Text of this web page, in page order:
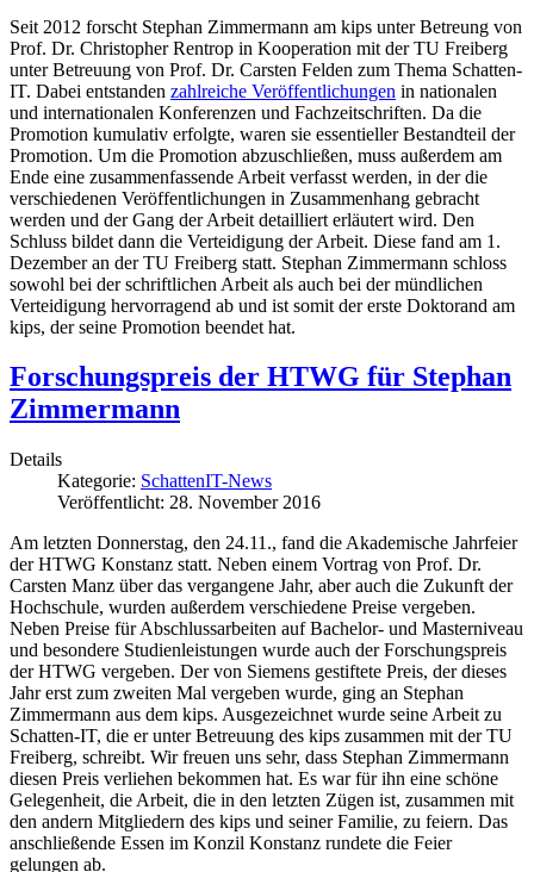
Seit 2012 forscht Stephan Zimmermann am kips unter Betreung von
Prof. Dr. Christopher Rentrop in Kooperation mit der TU Freiberg
unter Betreuung von Prof. Dr. Carsten Felden zum Thema Schatten-
IT. Dabei entstanden zahlreiche Veröffentlichungen in nationalen
und internationalen Konferenzen und Fachzeitschriften. Da die
Promotion kumulativ erfolgte, waren sie essentieller Bestandteil der
Promotion. Um die Promotion abzuschließen, muss außerdem am
Ende eine zusammenfassende Arbeit verfasst werden, in der die
verschiedenen Veröffentlichungen in Zusammenhang gebracht
werden und der Gang der Arbeit detailliert erläutert wird. Den
Schluss bildet dann die Verteidigung der Arbeit. Diese fand am 1.
Dezember an der TU Freiberg statt. Stephan Zimmermann schloss
sowohl bei der schriftlichen Arbeit als auch bei der mündlichen
Verteidigung hervorragend ab und ist somit der erste Doktorand am
kips, der seine Promotion beendet hat.
Forschungspreis der HTWG für Stephan
Zimmermann
Details
Kategorie: SchattenIT-News
Veröffentlicht: 28. November 2016
Am letzten Donnerstag, den 24.11., fand die Akademische Jahrfeier
der HTWG Konstanz statt. Neben einem Vortrag von Prof. Dr.
Carsten Manz über das vergangene Jahr, aber auch die Zukunft der
Hochschule, wurden außerdem verschiedene Preise vergeben.
Neben Preise für Abschlussarbeiten auf Bachelor- und Masterniveau
und besondere Studienleistungen wurde auch der Forschungspreis
der HTWG vergeben. Der von Siemens gestiftete Preis, der dieses
Jahr erst zum zweiten Mal vergeben wurde, ging an Stephan
Zimmermann aus dem kips. Ausgezeichnet wurde seine Arbeit zu
Schatten-IT, die er unter Betreuung des kips zusammen mit der TU
Freiberg, schreibt. Wir freuen uns sehr, dass Stephan Zimmermann
diesen Preis verliehen bekommen hat. Es war für ihn eine schöne
Gelegenheit, die Arbeit, die in den letzten Zügen ist, zusammen mit
den andern Mitgliedern des kips und seiner Familie, zu feiern. Das
anschließende Essen im Konzil Konstanz rundete die Feier
gelungen ab.